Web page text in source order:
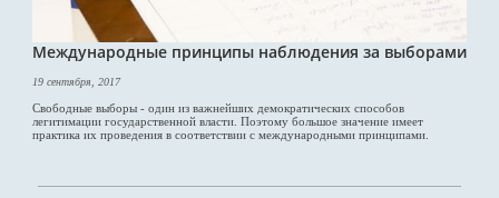
Международные принципы наблюдения за выборами
19 сентября, 2017
Свободные выборы - один из важнейших демократических способов
легитимации государственной власти. Поэтому большое значение имеет
практика их проведения в соответствии с международными принципами.